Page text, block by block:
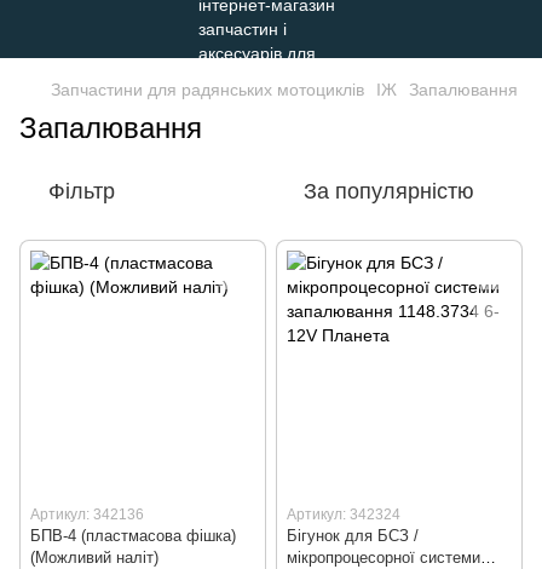
Запчастини для радянських мотоциклів ІЖ Запалювання
Запалювання
Фільтр За популярністю
Артикул: 342136
БПВ-4 (пластмасова фішка)
(Можливий наліт)
Артикул: 342324
Бігунок для БСЗ /
мікропроцесорної системи